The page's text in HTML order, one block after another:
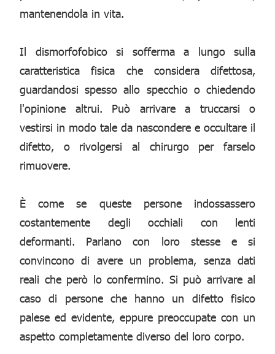
mantenendola in vita.
Il dismorfofobico si sofferma a lungo sulla
caratteristica fisica che considera difettosa,
guardandosi spesso allo specchio o chiedendo
l'opinione altrui. Può arrivare a truccarsi o
vestirsi in modo tale da nascondere e occultare il
difetto, o rivolgersi al chirurgo per farselo
rimuovere.
È come se queste persone indossassero
costantemente degli occhiali con lenti
deformanti. Parlano con loro stesse e si
convincono di avere un problema, senza dati
reali che però lo confermino. Si può arrivare al
caso di persone che hanno un difetto fisico
palese ed evidente, eppure preoccupate con un
aspetto completamente diverso del loro corpo.